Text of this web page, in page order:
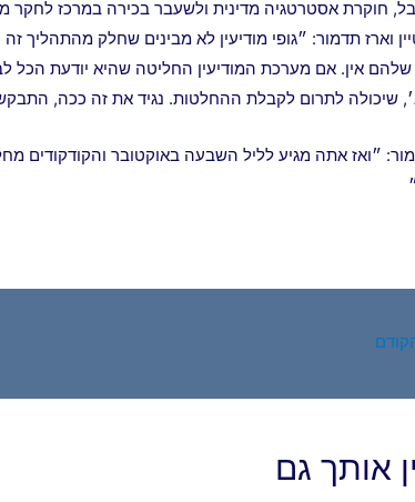
חוקרת אסטרטגיה מדינית ולשעבר בכירה במרכז לחקר
וארז תדמור: ״גופי מודיעין לא מבינים שחלק מהתהליך
שלהם אין. אם מערכת המודיעין החליטה שהיא יודעת
שיכולה לתרום לקבלת ההחלטות. נגיד את זה ככה,
״ואז אתה מגיע לליל השבעה באוקטובר והקודקודים
אותך גם